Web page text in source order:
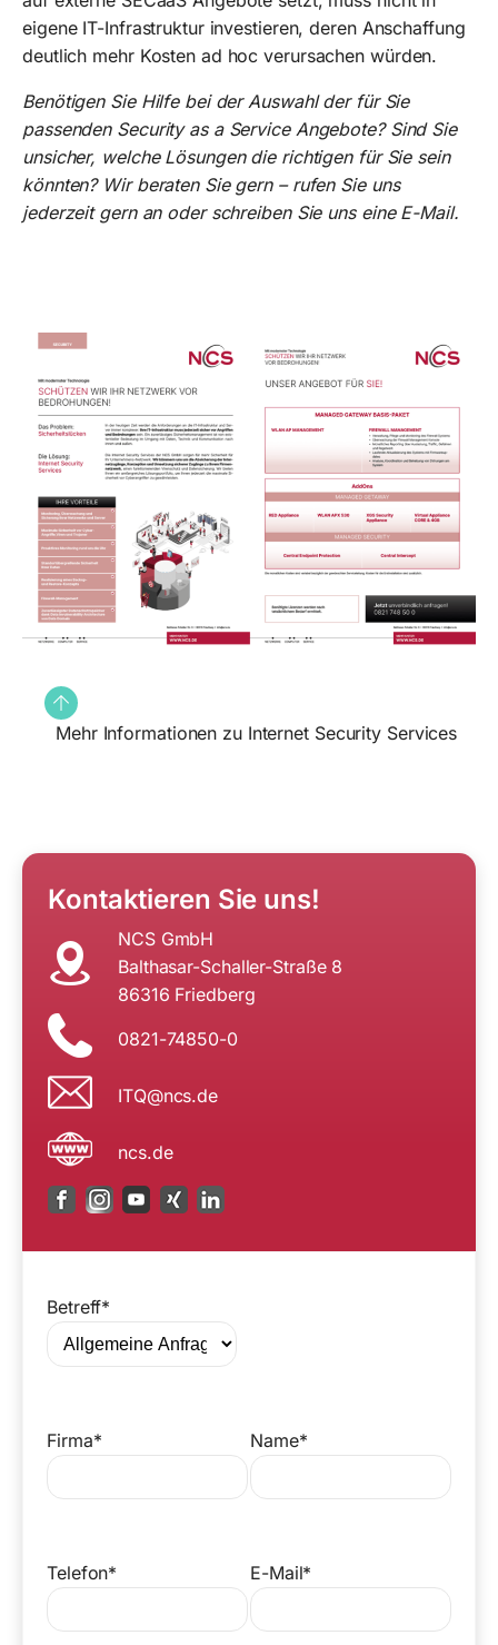
eigene IT-Infrastruktur investieren, deren Anschaffung
deutlich mehr Kosten ad hoc verursachen würden.
Benötigen Sie Hilfe bei der Auswahl der für Sie
passenden Security as a Service Angebote? Sind Sie
unsicher, welche Lösungen die richtigen für Sie sein
könnten? Wir beraten Sie gern – rufen Sie uns
jederzeit gern an oder schreiben Sie uns eine E-Mail.
Mehr Informationen zu Internet Security Services
Kontaktieren Sie uns!
NCS GmbH
Balthasar-Schaller-Straße 8
86316 Friedberg
0821-74850-0
ed.sc
n@QTI
ncs.de
Betreff*
Firma* Name*
Telefon* E-Mail*